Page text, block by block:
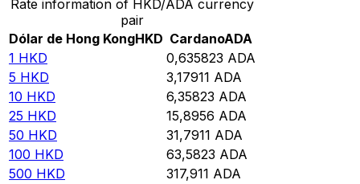
Rate information of HKD/ADA currency
pair
Dólar de Hong KongHKD CardanoADA
1 HKD 0,635823 ADA
5 HKD 3,17911 ADA
10 HKD 6,35823 ADA
25 HKD 15,8956 ADA
50 HKD 31,7911 ADA
100 HKD 63,5823 ADA
500 HKD 317,911 ADA